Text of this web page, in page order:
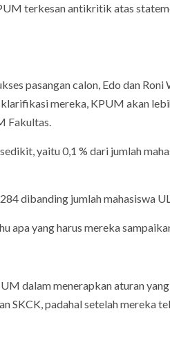
terkesan antikritik atas
pasangan calon, Edo dan Roni
mereka, KPUM akan
Fakultas.
yaitu 0,1 % dari jumlah
dibanding jumlah mahasiswa
yang harus mereka
dalam menerapkan aturan
SKCK, padahal setelah mereka